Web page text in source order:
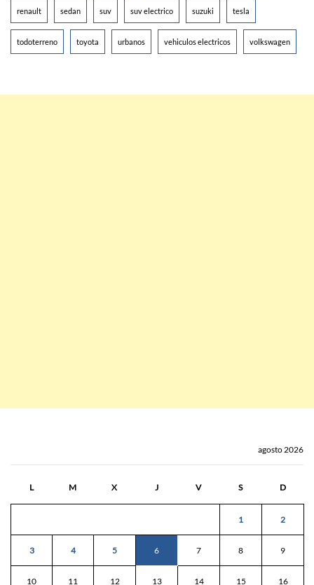
renault sedan suv suv electrico suzuki tesla
todoterreno toyota urbanos vehiculos electricos volkswagen
agosto 2026
L M X J V S D
1 2
3 4 5 6 7 8 9
10 11 12 13 14 15 16